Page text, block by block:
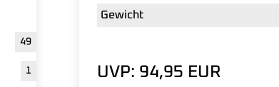
49
1
Gewicht
UVP: 94,95 EUR